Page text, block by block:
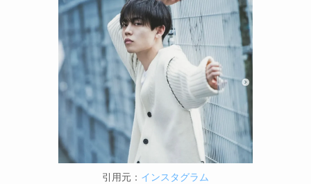
引用元： インスタグラム